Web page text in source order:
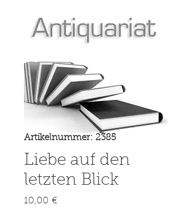
Artikelnummer: 2385
Liebe auf den
letzten Blick
10,00 €Preis